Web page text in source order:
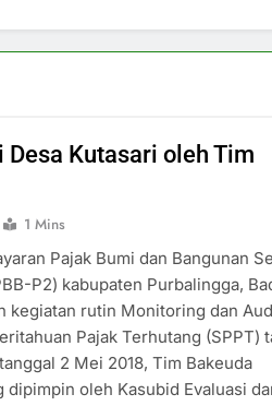
Kutasari oleh Tim
1 Mins
Pajak Bumi dan Bangunan
P2) kabupaten Purbalingga,
kegiatan rutin Monitoring dan
Pajak Terhutang (SPPT)
2 Mei 2018, Tim Bakeuda
dipimpin oleh Kasubid Evaluasi